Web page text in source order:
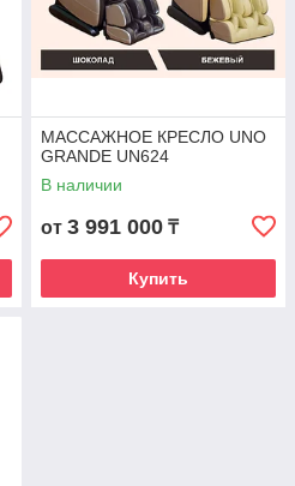
МАССАЖНОЕ КРЕСЛО UNO
GRANDE UN624
В наличии
от 3 991 000 ₸
Купить